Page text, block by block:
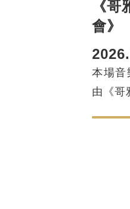
《
會》
本場音
由《哥